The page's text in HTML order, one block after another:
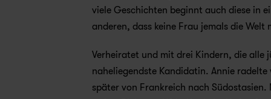
viele Geschichten beginnt auch diese in
anderen, dass keine Frau jemals die
Verheiratet und mit drei Kindern, die alle
naheliegendste Kandidatin. Annie
später von Frankreich nach